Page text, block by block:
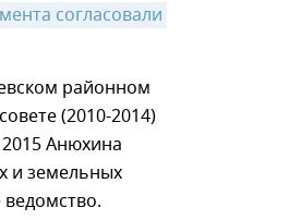
согласовали
районном
(2010-2014)
Анюхина
и земельных